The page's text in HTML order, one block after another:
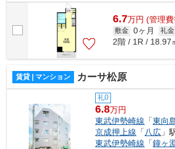
様へ提供しております！最新の情報は...
6.7万円 (管理
敷金 0ヶ月 礼金
2階 / 1R / 18.97
賃貸 | マンション カーサ松原
礼0
6.8万円
東武伊勢崎線 「東向
京成押上線 「八広 」
東武伊勢崎線 「鐘ヶ